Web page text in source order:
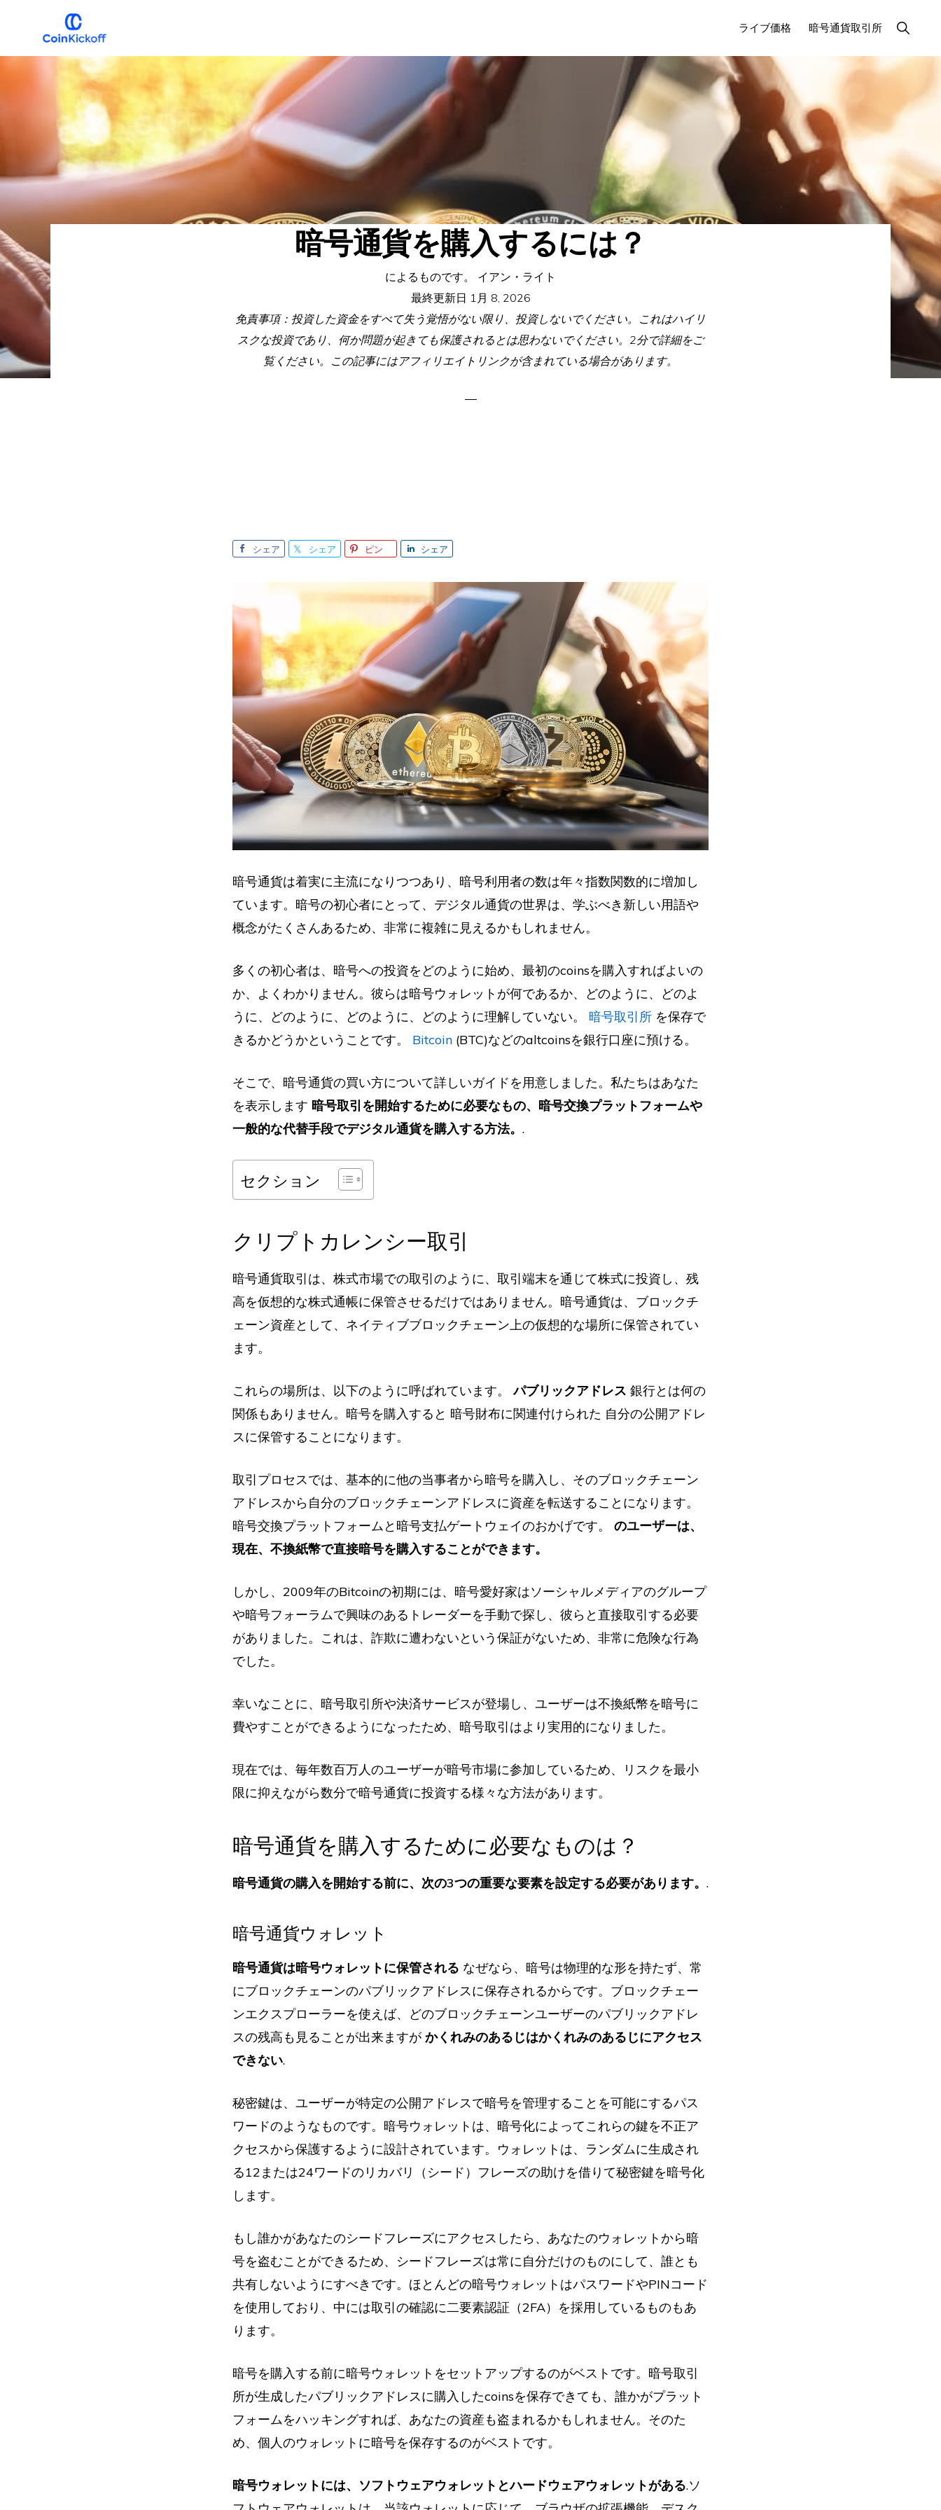
ナ
ョ
ン
へ
ス
キ
ン
ツ
へ
ス
キ
ッ
COIN
ライブ価格 暗号通貨取引所 検
索
表
示
暗号通貨を購入するには？
によるものです。 イアン・ライト
最終更新日 1月 8, 2026
免責事項：投資した資金をすべて失う覚悟がない限り、投資しないでください。これはハイリ
スクな投資であり、何か問題が起きても保護されるとは思わないでください。2分で詳細をご
覧ください。この記事にはアフィリエイトリンクが含まれている場合があります。
シェア シェア ピン シェア
暗号通貨は着実に主流になりつつあり、暗号利用者の数は年々指数関数的に増加し
ています。暗号の初心者にとって、デジタル通貨の世界は、学ぶべき新しい用語や
概念がたくさんあるため、非常に複雑に見えるかもしれません。
多くの初心者は、暗号への投資をどのように始め、最初のcoinsを購入すればよいの
か、よくわかりません。彼らは暗号ウォレットが何であるか、どのように、どのよ
うに、どのように、どのように、どのように理解していない。 暗号取引所 を保存で
きるかどうかということです。 Bitcoin (BTC)などのaltcoinsを銀行口座に預ける。
そこで、暗号通貨の買い方について詳しいガイドを用意しました。私たちはあなた
を表示します 暗号取引を開始するために必要なもの、暗号交換プラットフォームや
一般的な代替手段でデジタル通貨を購入する方法。 .
セクション
クリプトカレンシー取引
暗号通貨取引は、株式市場での取引のように、取引端末を通じて株式に投資し、残
高を仮想的な株式通帳に保管させるだけではありません。暗号通貨は、ブロックチ
ェーン資産として、ネイティブブロックチェーン上の仮想的な場所に保管されてい
ます。
これらの場所は、以下のように呼ばれています。パブリックアドレス 銀行とは何の
関係もありません。暗号を購入すると 暗号財布に関連付けられた 自分の公開アドレ
スに保管することになります。
取引プロセスでは、基本的に他の当事者から暗号を購入し、そのブロックチェーン
アドレスから自分のブロックチェーンアドレスに資産を転送することになります。
暗号交換プラットフォームと暗号支払ゲートウェイのおかげです。
のユーザーは、
現在、不換紙幣で直接暗号を購入することができます。
しかし、2009年のBitcoinの初期には、暗号愛好家はソーシャルメディアのグループ
や暗号フォーラムで興味のあるトレーダーを手動で探し、彼らと直接取引する必要
がありました。これは、詐欺に遭わないという保証がないため、非常に危険な行為
でした。
幸いなことに、暗号取引所や決済サービスが登場し、ユーザーは不換紙幣を暗号に
費やすことができるようになったため、暗号取引はより実用的になりました。
現在では、毎年数百万人のユーザーが暗号市場に参加しているため、リスクを最小
限に抑えながら数分で暗号通貨に投資する様々な方法があります。
暗号通貨を購入するために必要なものは？
暗号通貨の購入を開始する前に、次の3つの重要な要素を設定する必要があります。 .
暗号通貨ウォレット
暗号通貨は暗号ウォレットに保管される なぜなら、暗号は物理的な形を持たず、常
にブロックチェーンのパブリックアドレスに保存されるからです。ブロックチェー
ンエクスプローラーを使えば、どのブロックチェーンユーザーのパブリックアドレ
スの残高も見ることが出来ますが かくれみのあるじはかくれみのあるじにアクセス
できない.
秘密鍵は、ユーザーが特定の公開アドレスで暗号を管理することを可能にするパス
ワードのようなものです。暗号ウォレットは、暗号化によってこれらの鍵を不正ア
クセスから保護するように設計されています。ウォレットは、ランダムに生成され
る12または24ワードのリカバリ（シード）フレーズの助けを借りて秘密鍵を暗号化
します。
もし誰かがあなたのシードフレーズにアクセスしたら、あなたのウォレットから暗
号を盗むことができるため、シードフレーズは常に自分だけのものにして、誰とも
共有しないようにすべきです。ほとんどの暗号ウォレットはパスワードやPINコード
を使用しており、中には取引の確認に二要素認証（2FA）を採用しているものもあ
ります。
暗号を購入する前に暗号ウォレットをセットアップするのがベストです。暗号取引
所が生成したパブリックアドレスに購入したcoinsを保存できても、誰かがプラット
フォームをハッキングすれば、あなたの資産も盗まれるかもしれません。そのた
め、個人のウォレットに暗号を保存するのがベストです。
暗号ウォレットには、ソフトウェアウォレットとハードウェアウォレットがある.ソ